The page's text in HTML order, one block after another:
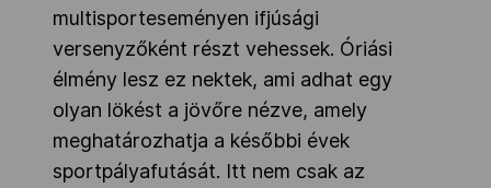
multisporteseményen ifjúsági
versenyzőként részt vehessek. Óriási
élmény lesz ez nektek, ami adhat egy
olyan lökést a jövőre nézve, amely
meghatározhatja a későbbi évek
sportpályafutását. Itt nem csak az